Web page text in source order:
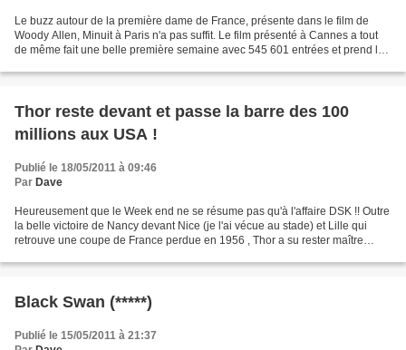
Le buzz autour de la première dame de France, présente dans le film de
Woody Allen, Minuit à Paris n'a pas suffit. Le film présenté à Cannes a tout
de même fait une belle première semaine avec 545 601 entrées et prend la
Thor reste devant et passe la barre des 100
millions aux USA !
Publié le 18/05/2011 à 09:46
Par Dave
Heureusement que le Week end ne se résume pas qu'à l'affaire DSK !! Outre
la belle victoire de Nancy devant Nice (je l'ai vécue au stade) et Lille qui
retrouve une coupe de France perdue en 1956 , Thor a su rester maître
Black Swan (*****)
Publié le 15/05/2011 à 21:37